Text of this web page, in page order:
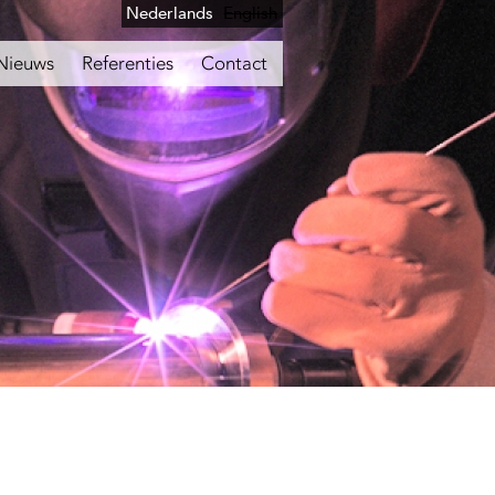
Nederlands English
Referenties Contact